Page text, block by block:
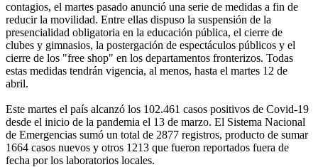
contagios, el martes pasado anunció una serie de medidas a fin de
reducir la movilidad. Entre ellas dispuso la suspensión de la
presencialidad obligatoria en la educación pública, el cierre de
clubes y gimnasios, la postergación de espectáculos públicos y el
cierre de los "free shop" en los departamentos fronterizos. Todas
estas medidas tendrán vigencia, al menos, hasta el martes 12 de
abril.
Este martes el país alcanzó los 102.461 casos positivos de Covid-19
desde el inicio de la pandemia el 13 de marzo. El Sistema Nacional
de Emergencias sumó un total de 2877 registros, producto de sumar
1664 casos nuevos y otros 1213 que fueron reportados fuera de
fecha por los laboratorios locales.